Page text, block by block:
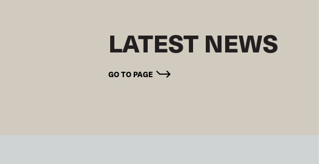
LATEST NEWS
GO TO PAGE